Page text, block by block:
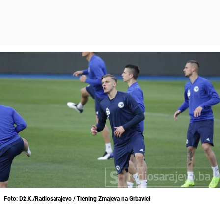
Foto: Dž.K./Radiosarajevo / Trening Zmajeva na Grbavici